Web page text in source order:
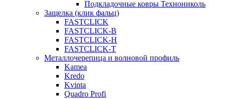
Подкладочные ковры Технониколь
Защелка (клик фальц)
FASTCLICK
FASTCLICK-B
FASTCLICK-H
FASTCLICK-T
Металлочерепица и волновой профиль
Kamea
Kredo
Kvinta
Quadro Profi